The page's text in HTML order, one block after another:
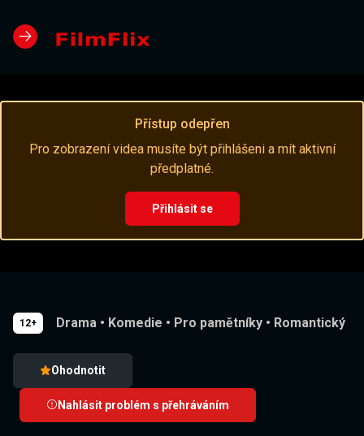
Přístup odepřen
Pro zobrazení videa musíte být přihlášeni a mít aktivní
předplatné.
Přihlásit se
12+ Drama • Komedie • Pro pamětníky • Romantický
Ohodnotit
Nahlásit problém s přehráváním